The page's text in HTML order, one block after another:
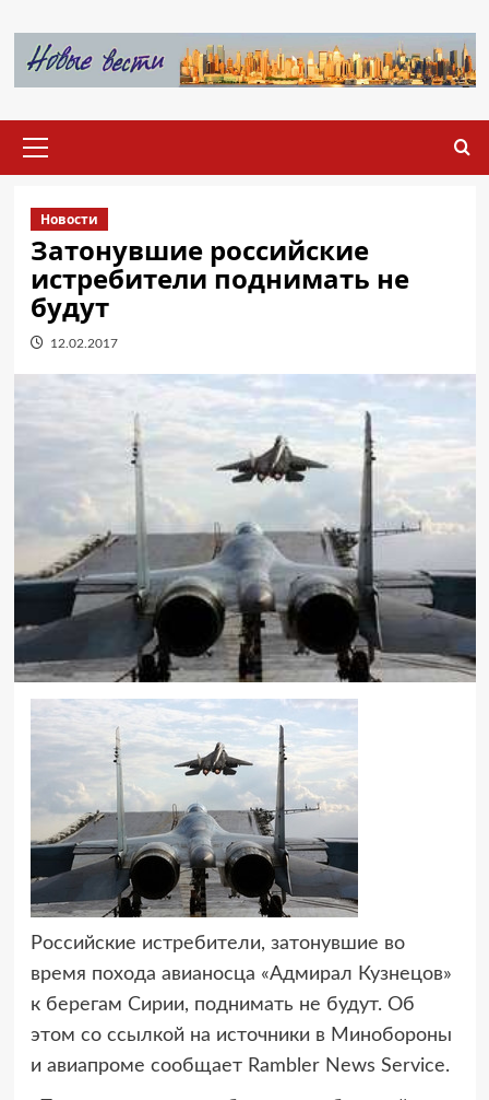
содержимому
меню
Новости
Затонувшие российские
истребители поднимать не
будут
12.02.2017
Российские истребители, затонувшие во
время похода авианосца «Адмирал Кузнецов»
к берегам Сирии, поднимать не будут. Об
этом со ссылкой на источники в Минобороны
и авиапроме сообщает Rambler News Service.